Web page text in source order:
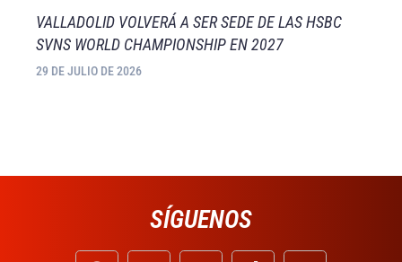
VALLADOLID VOLVERÁ A SER SEDE DE LAS HSBC
SVNS WORLD CHAMPIONSHIP EN 2027
29 DE JULIO DE 2026
SÍGUENOS